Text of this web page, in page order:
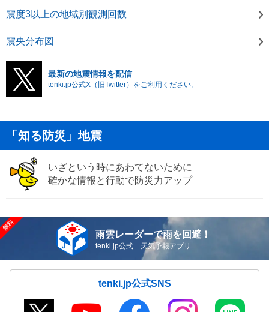
震度3以上の地域別観測回数
震央分布図
最新の地震情報を配信
tenki.jp公式X（旧Twitter）をご利用ください。
「知る防災」地震
いざという時にあわてないために
確かな情報と行動で防災力アップ
雨雲レーダーで雨を回避！
tenki.jp公式 天気予報アプリ
tenki.jp公式SNS